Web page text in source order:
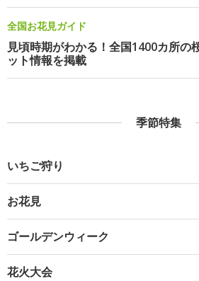
全国お花見ガイド
見頃時期がわかる！全国1400カ所の
ット情報を掲載
季節特集
いちご狩り
お花見
ゴールデンウィーク
花火大会